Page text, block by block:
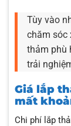
Tùy vào
chăm sóc
thảm phù
trải
Giá lắp
mất
Chi phí lắp